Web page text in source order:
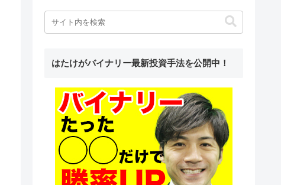
はたけがバイナリー最新投資手法を公開中！